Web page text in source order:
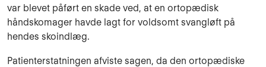
var blevet påført en skade ved, at en ortopædisk
håndskomager havde lagt for voldsomt svangløft på
hendes skoindlæg.
Patienterstatningen afviste sagen, da den ortopædiske